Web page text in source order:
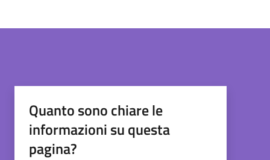
Quanto sono chiare le
informazioni su questa
pagina?